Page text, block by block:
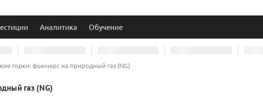
Аналитика Обучение
горки: фьючерс на природный газ (NG)
газ (NG)